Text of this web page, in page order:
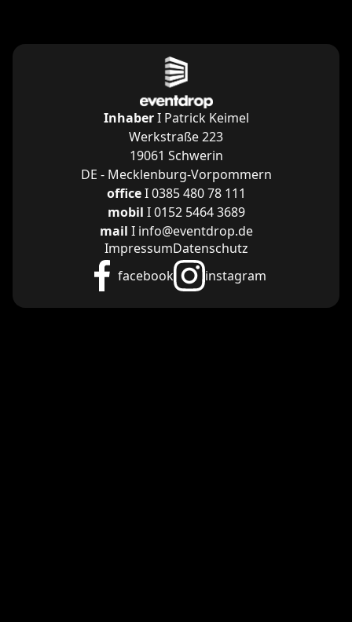
InhaberI Patrick Keimel
Werkstraße 223
19061 Schwerin
DE - Mecklenburg-Vorpommern
officeI 0385 480 78 111
mobil I 0152 5464 3689
mail I info@eventdrop.de
ImpressumDatenschutz
facebook
instagram